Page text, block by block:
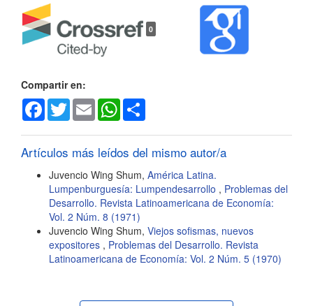
Detalles
del
artículo
0
Compartir en:
Facebook
TwitterEmail WhatsApp
Artículos más leídos del mismo autor/a
Juvencio Wing Shum, América Latina.
Lumpenburguesía: Lumpendesarrollo , Problemas del
Desarrollo. Revista Latinoamericana de Economía:
Vol. 2 Núm. 8 (1971)
Juvencio Wing Shum, Viejos sofismas, nuevos
expositores , Problemas del Desarrollo. Revista
Latinoamericana de Economía: Vol. 2 Núm. 5 (1970)